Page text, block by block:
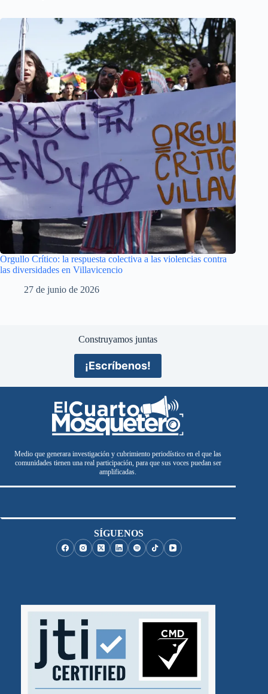
Orgullo Crítico: la respuesta colectiva a las violencias contra
las diversidades en Villavicencio
27 de junio de 2026
Construyamos juntas
¡Escríbenos!
Medio que generara investigación y cubrimiento periodístico en el que las
comunidades tienen una real participación, para que sus voces puedan ser
amplificadas.
SÍGUENOS